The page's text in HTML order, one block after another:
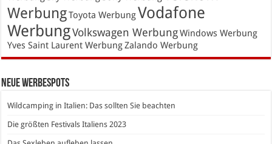
WerbungToyota WerbungVodafone
WerbungVolkswagen WerbungWindows Werbung
Yves Saint Laurent WerbungZalando Werbung
Neue Werbespots
Wildcamping in Italien: Das sollten Sie beachten
Die größten Festivals Italiens 2023